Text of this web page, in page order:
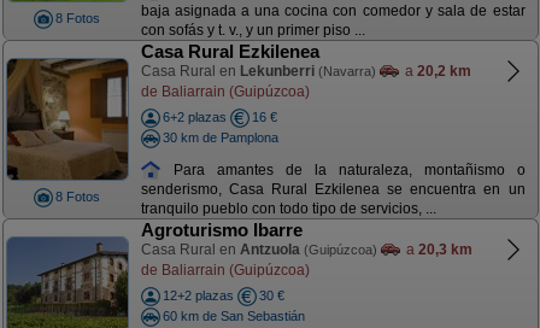
8 Fotos
baja asignada a una cocina con comedor y sala de estar
con sofás y t. v., y un primer piso ...
8 Fotos
Casa Rural Ezkilenea
Casa Rural en Lekunberri (Navarra) a 20,2 km
de Baliarrain (Guipúzcoa)
6+2 plazas
16 €
30 km de Pamplona
Para amantes de la naturaleza, montañismo o
senderismo, Casa Rural Ezkilenea se encuentra en un
tranquilo pueblo con todo tipo de servicios, ...
Agroturismo Ibarre
Casa Rural en Antzuola (Guipúzcoa) a 20,3 km
de Baliarrain (Guipúzcoa)
12+2 plazas
30 €
60 km de San Sebastián